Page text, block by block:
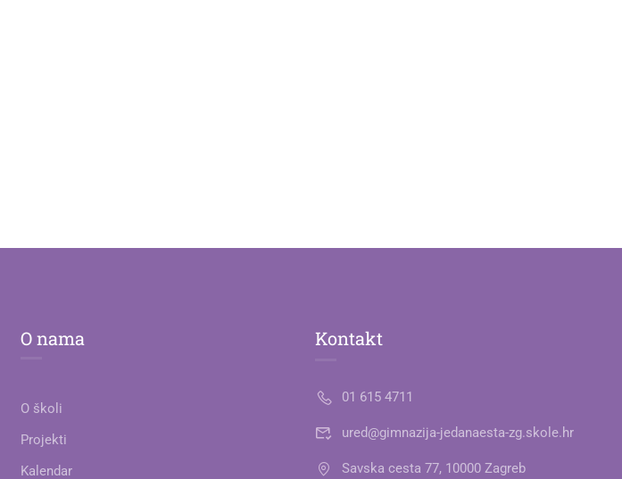
O nama
O školi
Projekti
Kalendar
Kontakt
01 615 4711
ured@gimnazija-jedanaesta-zg.skole.hr
Savska cesta 77, 10000 Zagreb